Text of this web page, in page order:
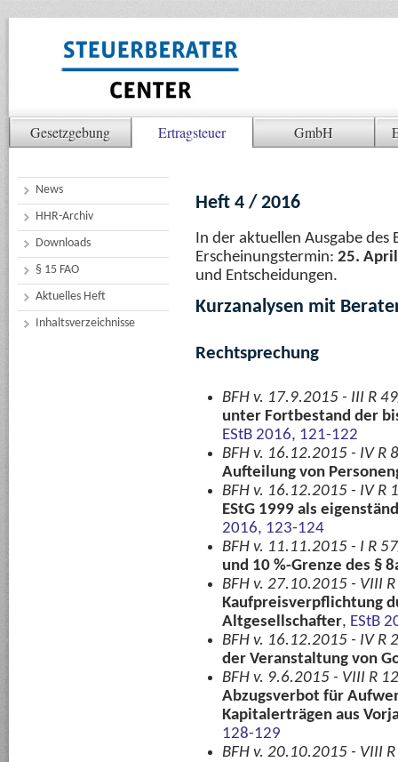
Gesetzgebung Ertragsteuer GmbH
News
HHR-Archiv
Downloads
§ 15 FAO
Aktuelles Heft
Inhaltsverzeichnisse
Heft 4 / 2016
In der aktuellen Ausgabe
Erscheinungstermin: 25.
und Entscheidungen.
Kurzanalysen mit
Rechtsprechung
BFH v. 17.9.2015 - III R
unter Fortbestand der
EStB 2016, 121-122
BFH v. 16.12.2015 - IV R
Aufteilung von
BFH v. 16.12.2015 - IV
EStG 1999 als
2016, 123-124
BFH v. 11.11.2015 - I R
und 10 %-Grenze des §
BFH v. 27.10.2015 - VIII
Kaufpreisverpflichtung
Altgesellschafter, EStB
BFH v. 16.12.2015 - IV
der Veranstaltung von
BFH v. 9.6.2015 - VIII R
Abzugsverbot für
Kapitalerträgen aus
128-129
BFH v. 20.10.2015 - VIII